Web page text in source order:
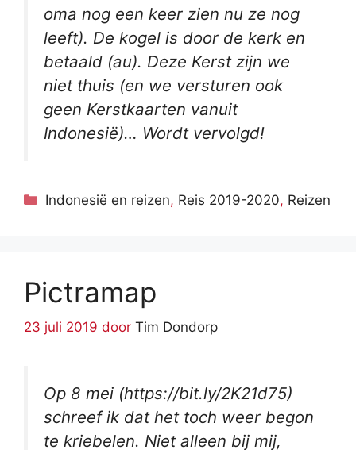
oma nog een keer zien nu ze nog
leeft). De kogel is door de kerk en
betaald (au). Deze Kerst zijn we
niet thuis (en we versturen ook
geen Kerstkaarten vanuit
Indonesië)… Wordt vervolgd!
Categorieën
Indonesië en reizen, Reis 2019-2020, Reizen
Pictramap
23 juli 2019 door Tim Dondorp
Op 8 mei (https://bit.ly/2K21d75)
schreef ik dat het toch weer begon
te kriebelen. Niet alleen bij mij,